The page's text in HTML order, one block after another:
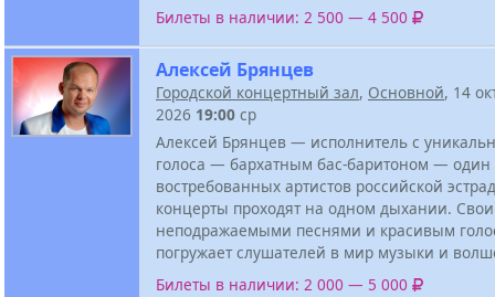
Билеты в наличии: 2 500 — 4 500
Алексей Брянцев
Городской концертный зал, Основной, 14
2026 19:00 ср
Алексей Брянцев — исполнитель с
голоса — бархатным бас-баритоном —
востребованных артистов российской
концерты проходят на одном дыхании.
неподражаемыми песнями и красивым
погружает слушателей в мир музыки и
Билеты в наличии: 2 000 — 5 000